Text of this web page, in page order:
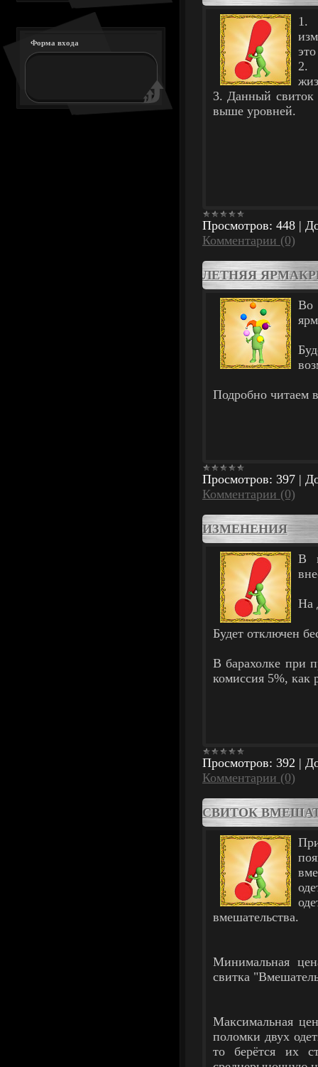
Форма входа
1.
2.
3. Данный свиток
выше уровней.
Просмотров: 448 |
Комментарии (0)
ЛЕТНЯЯ
Во
Подробно читаем
Просмотров: 397 |
Комментарии (0)
ИЗМЕНЕНИЯ
В
На
Будет отключен
В барахолке при
комиссия 5%, как
Просмотров: 392 |
Комментарии (0)
СВИТОК
вмешательства.
Минимальная
свитка
Максимальная
поломки двух
то берётся их